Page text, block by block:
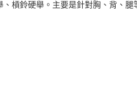
槓鈴硬舉。主要是針對胸、背、腿